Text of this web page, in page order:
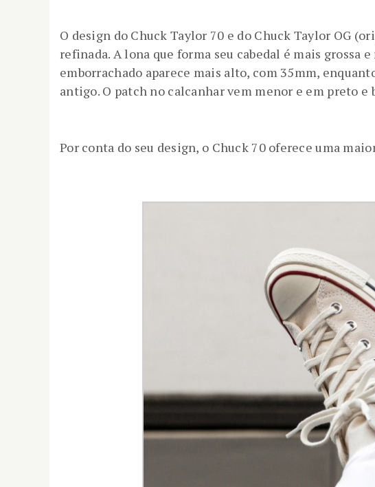
O design do Chuck Taylor 70 e do Chuck Taylor OG
refinada. A lona que forma seu cabedal é mais grossa
emborrachado aparece mais alto, com 35mm,
antigo. O patch no calcanhar vem menor e em preto
Por conta do seu design, o Chuck 70 oferece uma